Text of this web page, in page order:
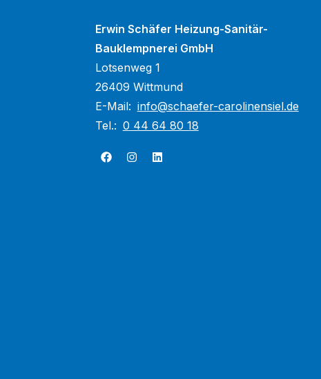
Erwin Schäfer Heizung-Sanitär-
Bauklempnerei GmbH
Lotsenweg 1
26409 Wittmund
E-Mail: info@schaefer-carolinensiel.de
Tel.: 0 44 64 80 18